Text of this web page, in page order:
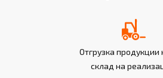
Отгрузка продукции
склад на